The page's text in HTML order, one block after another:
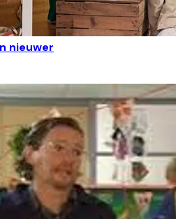
nieuwer